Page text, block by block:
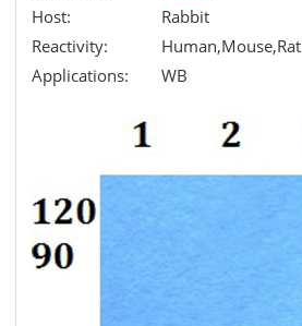
Host:
Rabbit
Reactivity:
Human,Mouse,Rat
Applications:
WB